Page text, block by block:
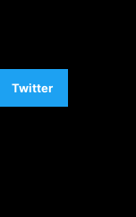
Twitter